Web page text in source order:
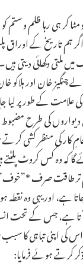
کر ہی رہا ظلم و
تاریخ کے اوراق
دکھائی دیتی
خان اور ہلاکو
کے طور پر لیا
دیواروں کی طرح
کی منظر کشی
کہ وہ کس کروٹ
طاقت صرف *”خوف”*
ہے، اور یہی وہ
ہے، جس کے تحت
اپنی تباہی کا سبب
کرتے ہوئے فرمایا: